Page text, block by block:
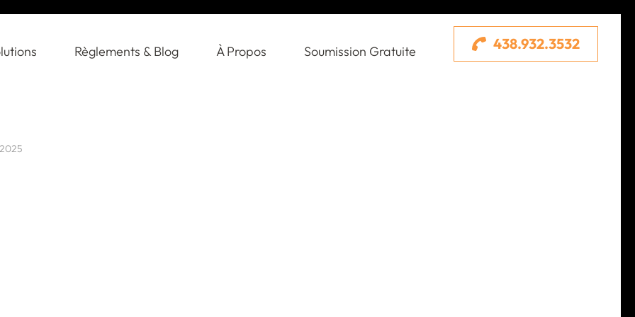
Règlements & Blog À Propos Soumission Gratuite 438.932.3532